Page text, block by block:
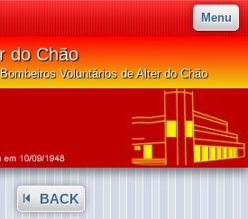
Menu
do Chão
Voluntários de Alter do Chão
BACK